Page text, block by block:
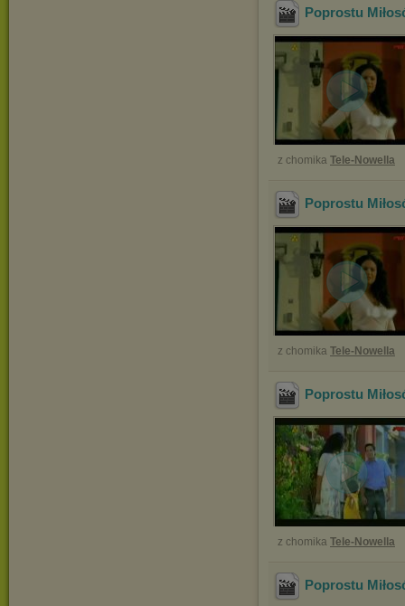
Poprostu
z chomika Tele-Nowella
Poprostu
z chomika Tele-Nowella
Poprostu
z chomika Tele-Nowella
Poprostu